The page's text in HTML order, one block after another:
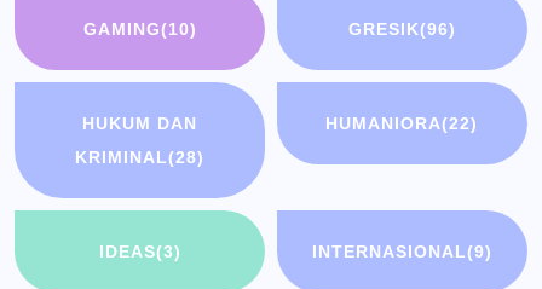
GAMING(10) GRESIK(96)
HUKUM DAN
KRIMINAL(28)
HUMANIORA(22)
IDEAS(3) INTERNASIONAL(9)